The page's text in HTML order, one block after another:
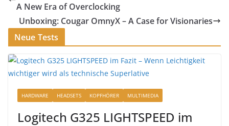
A New Era of Overclocking
Unboxing: Cougar OmnyX – A Case for Visionaries
Neue Tests
HARDWARE HEADSETS KOPFHÖRER MULTIMEDIA
Logitech G325 LIGHTSPEED im